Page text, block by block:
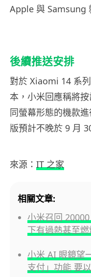
Apple 與 Samsung
後續推送安排
對於 Xiaomi 14 系
本，小米回應稱將
同螢幕形態的機款
版預計不晚於 9 月
來源： IT 之家
相關文章:
小米召回
下有過熱甚至
小米 AI 眼鏡望
支付」功能 要